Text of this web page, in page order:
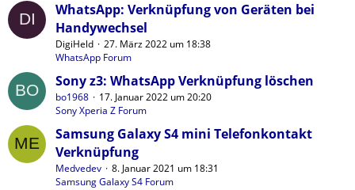
WhatsApp: Verknüpfung von Geräten bei
Handywechsel
DigiHeld
27. März 2022 um 18:38
WhatsApp Forum
Sony z3: WhatsApp Verknüpfung löschen
bo1968
17. Januar 2022 um 20:20
Sony Xperia Z Forum
Samsung Galaxy S4 mini Telefonkontakt
Verknüpfung
Medvedev
8. Januar 2021 um 18:31
Samsung Galaxy S4 Forum